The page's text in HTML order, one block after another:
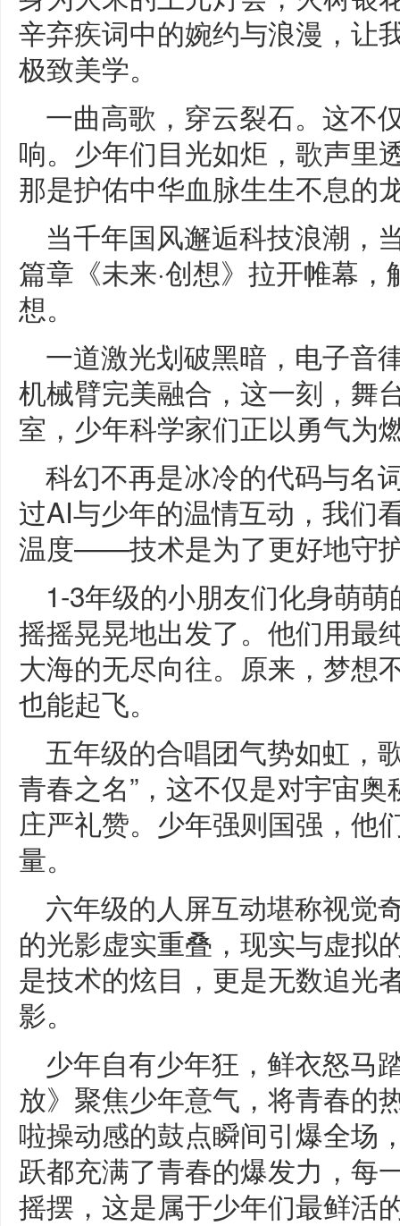
辛弃疾词中的婉约与浪漫，让
极致美学。
一曲高歌，穿云裂石。这不
响。少年们目光如炬，歌声里
那是护佑中华血脉生生不息的
当千年国风邂逅科技浪潮，
篇章《未来·创想》拉开帷幕
想。
一道激光划破黑暗，电子音
机械臂完美融合，这一刻，舞
室，少年科学家们正以勇气为
科幻不再是冰冷的代码与名
过AI与少年的温情互动，我们
温度——技术是为了更好地守
1-3年级的小朋友们化身萌
摇摇晃晃地出发了。他们用最
大海的无尽向往。原来，梦想
也能起飞。
五年级的合唱团气势如虹，
青春之名”，这不仅是对宇宙
庄严礼赞。少年强则国强，他
量。
六年级的人屏互动堪称视觉
的光影虚实重叠，现实与虚拟
是技术的炫目，更是无数追光
影。
少年自有少年狂，鲜衣怒马
放》聚焦少年意气，将青春的
啦操动感的鼓点瞬间引爆全场
跃都充满了青春的爆发力，每
摇摆，这是属于少年们最鲜活